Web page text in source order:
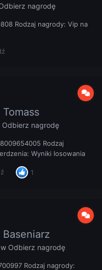
nagrodę
Rodzaj nagrody: Vip na
Odbierz nagrodę
Rodzaj
Wyniki losowania
1
Odbierz nagrodę
Rodzaj nagrody: